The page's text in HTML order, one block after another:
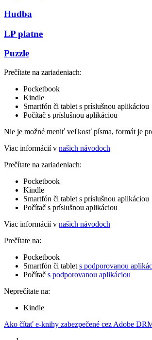
Hudba
LP platne
Puzzle
Prečítate na zariadeniach:
Pocketbook
Kindle
Smartfón či tablet s príslušnou aplikáciou
Počítač s príslušnou aplikáciou
Nie je možné meniť veľkosť písma, formát je
Viac informácií v našich návodoch
Prečítate na zariadeniach:
Pocketbook
Kindle
Smartfón či tablet s príslušnou aplikáciou
Počítač s príslušnou aplikáciou
Viac informácií v našich návodoch
Prečítate na:
Pocketbook
Smartfón či tablet s podporovanou
Počítač s podporovanou aplikáciou
Neprečítate na:
Kindle
Ako čítať e-knihy zabezpečené cez Adobe